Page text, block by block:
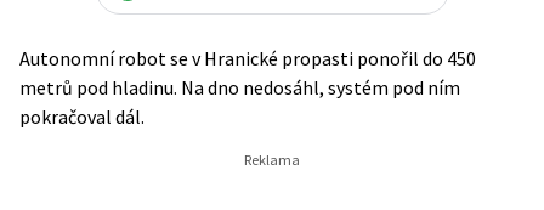
Autonomní robot se v Hranické propasti ponořil do 450
metrů pod hladinu. Na dno nedosáhl, systém pod ním
pokračoval dál.